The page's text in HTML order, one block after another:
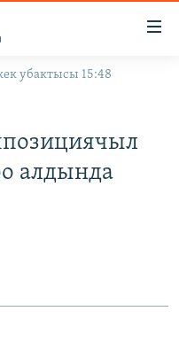
убактысы 15:48
алдында